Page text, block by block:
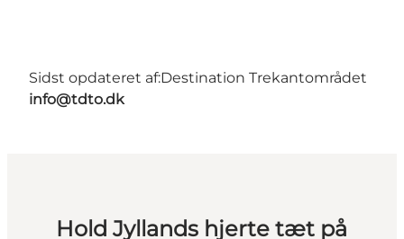
Sidst opdateret af:Destination Trekantområdet
info@tdto.dk
Hold Jyllands hjerte tæt på